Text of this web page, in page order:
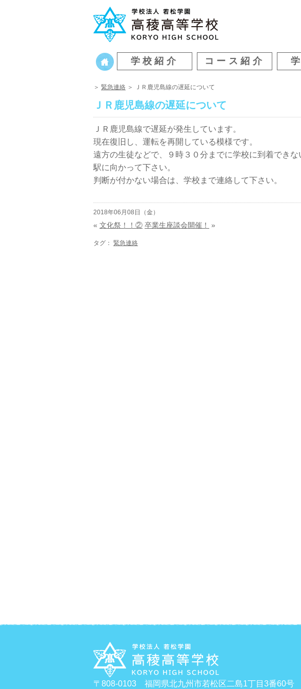
学校紹介 コース紹介
＞ 緊急連絡 ＞ ＪＲ鹿児島線の遅延について
ＪＲ鹿児島線の遅延について
ＪＲ鹿児島線で遅延が発生しています。
現在復旧し、運転を再開している模様です。
遠方の生徒などで、９時３０分までに学校に到着でき
駅に向かって下さい。
判断が付かない場合は、学校まで連絡して下さい。
2018年06月08日（金）
« 文化祭！！② 卒業生座談会開催！ »
タグ： 緊急連絡
〒808-0103 福岡県北九州市若松区二島1丁目3番60号